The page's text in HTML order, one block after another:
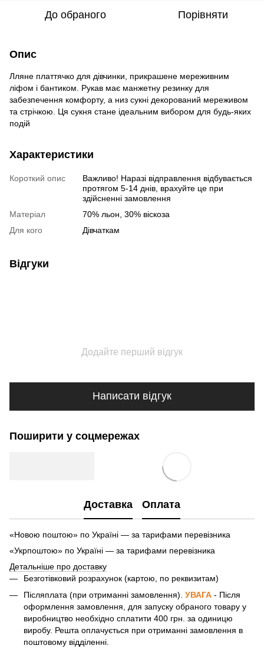
До обраного Порівняти
Опис
Лляне платтячко для дівчинки, прикрашене мереживним
ліфом і бантиком. Рукав має манжетну резинку для
забезпечення комфорту, а низ сукні декорований мереживом
та стрічкою. Ця сукня стане ідеальним вибором для будь-яких
подій
Характеристики
Короткий опис
Важливо! Наразі відправлення відбувається
протягом 5-14 днів, врахуйте це при
здійсненні замовлення
Матеріал
70% льон, 30% віскоза
Для кого
Дівчаткам
Відгуки
Додайте перший відгук
Написати відгук
Поширити у соцмережах
Доставка Оплата
«Новою поштою» по Україні — за тарифами перевізника
«Укрпоштою» по Україні — за тарифами перевізника
Детальніше про доставку
Безготівковий розрахунок (картою, по реквизитам)
Післяплата (при отриманні замовлення). УВАГА - Після
оформлення замовлення, для запуску обраного товару у
виробництво необхідно сплатити 400 грн. за одиницю
виробу. Решта оплачується при отриманні замовлення в
поштовому відділенні.